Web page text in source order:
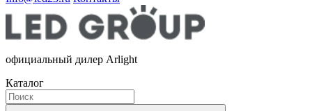
официальный дилер Arlight
Каталог